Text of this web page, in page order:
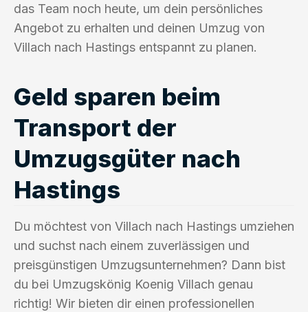
das Team noch heute, um dein persönliches
Angebot zu erhalten und deinen Umzug von
Villach nach Hastings entspannt zu planen.
Geld sparen beim
Transport der
Umzugsgüter nach
Hastings
Du möchtest von Villach nach Hastings umziehen
und suchst nach einem zuverlässigen und
preisgünstigen Umzugsunternehmen? Dann bist
du bei Umzugskönig Koenig Villach genau
richtig! Wir bieten dir einen professionellen